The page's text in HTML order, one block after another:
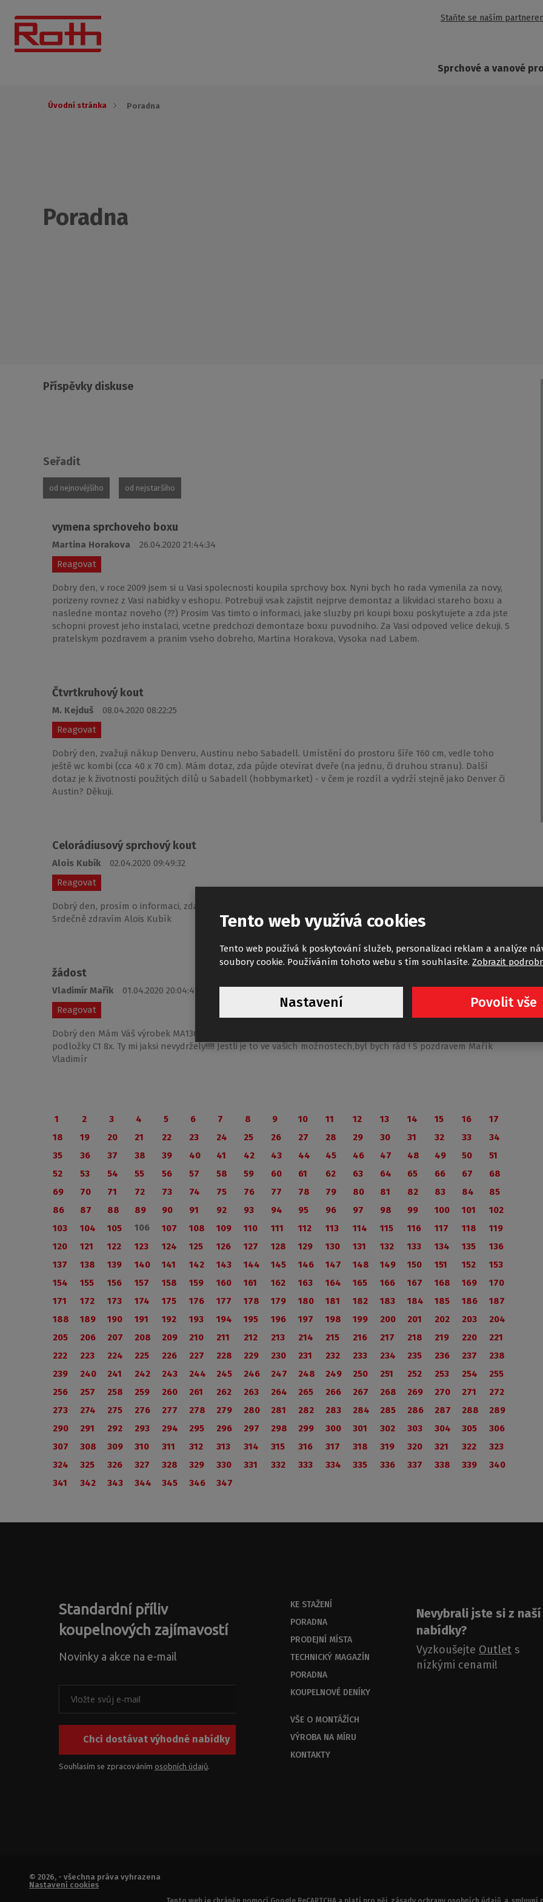
Staňte se naším
Sprchové a vanové
Úvodní stránka Poradna
Poradna
Příspěvky diskuse
Seřadit
od nejnovějšího od nejstaršího
vymena sprchoveho boxu
Martina Horakova
26.04.2020 21:44:34
Reagovat
Dobry den, v roce 2009 jsem si u Vasi spolecnosti koupila sprchovy box. Nyni bych ho rada vymenila za novy,
porizeny rovnez z Vasi nabidky v eshopu. Potrebuji vsak zajistit nejprve demontaz a likvidaci stareho boxu a
nasledne montaz noveho (??) Prosim Vas timto o informaci, jake sluzby pri koupi boxu poskytujete a zda jste
schopni provest jeho instalaci, vcetne predchozi demontaze boxu puvodniho. Za Vasi odpoved velice dekuji. S
pratelskym pozdravem a pranim vseho dobreho, Martina Horakova, Vysoka nad Labem.
Čtvrtkruhový kout
M. Kejduš
08.04.2020 08:22:25
Reagovat
Dobrý den, zvažuji nákup Denveru, Austinu nebo Sabadell. Umístění do prostoru šíře 160 cm, vedle toho
ještě wc kombi (cca 40 x 70 cm). Mám dotaz, zda půjde otevírat dveře (na jednu, či druhou stranu). Další
dotaz je k životnosti použitých dílů u Sabadell (hobbymarket) - v čem je rozdíl a vydrží stejně jako Denver či
Austin? Děkuji.
Celorádiusový sprchový kout
Alois Kubík
02.04.2020 09:49:32
Reagovat
Dobrý den, prosím o informaci, zda máte v nabídce ještě nějaký sprchový kout v provedení celorádius.
Srdečně zdravím Alois Kubík
žádost
Vladimír Mařík
01.04.2020 20:04:49
Reagovat
Dobrý den Mám Váš výrobek MA1368 sprchový kout a potřeboval bych pojezdová kolečka (A4 4x , A5 4x , a
podložky C1 8x. Ty mi jaksi nevydržely!!!!! Jestli je to ve vašich možnostech,byl bych rád ! S pozdravem Mařík
Vladimír
1 2 3 4 5 6 7 8 9 10 11 12 13 14 15 16
17
18
19 20 21 22 23 24 25 26 27 28 29 30 31 32 33
34
35
36 37 38 39 40 41 42 43 44 45 46 47 48 49 50
51
52
53 54 55 56 57 58 59 60 61 62 63 64 65 66 67
68
69
70 71 72 73 74 75 76 77 78 79 80 81 82 83 84
85
86
87 88 89 90 91 92 93 94 95 96 97 98 99 100 101
102
103
104 105 106 107 108 109 110 111 112 113 114 115 116 117 118
119
120
121 122 123 124 125 126 127 128 129 130 131 132 133 134 135
136
137
138 139 140 141 142 143 144 145 146 147 148 149 150 151 152
153
154
155 156 157 158 159 160 161 162 163 164 165 166 167 168 169
170
171
172 173 174 175 176 177 178 179 180 181 182 183 184 185 186
187
188
189 190 191 192 193 194 195 196 197 198 199 200 201 202 203
204
205
206 207 208 209 210 211 212 213 214 215 216 217 218 219 220
221
222
223 224 225 226 227 228 229 230 231 232 233 234 235 236 237
238
239
240 241 242 243 244 245 246 247 248 249 250 251 252 253 254
255
256
257 258 259 260 261 262 263 264 265 266 267 268 269 270 271
272
273
274 275 276 277 278 279 280 281 282 283 284 285 286 287 288
289
290
291 292 293 294 295 296 297 298 299 300 301 302 303 304 305
306
307
308 309 310 311 312 313 314 315 316 317 318 319 320 321 322
323
324
325 326 327 328 329 330 331 332 333 334 335 336 337 338 339
340
341
342 343 344 345 346 347
Standardní příliv
koupelnových zajímavostí
Novinky a akce na e-mail
Chci dostávat výhodné nabídky
Souhlasím se zpracováním osobních údajů.
KE STAŽENÍ
PORADNA
PRODEJNÍ MÍSTA
TECHNICKÝ MAGAZÍN
PORADNA
KOUPELNOVÉ DENÍKY
VŠE O MONTÁŽÍCH
VÝROBA NA MÍRU
KONTAKTY
Nevybrali jste si z naší
nabídky?
Vyzkoušejte Outlet s
nízkými cenami!
© 2026, - všechna práva vyhrazena
Nastavení cookies
Tento web využívá cookies
Tento web používá k poskytování služeb, personalizaci reklam a analýze
soubory cookie. Používáním tohoto webu s tím souhlasíte. Zobrazit
Nastavení Povolit vše